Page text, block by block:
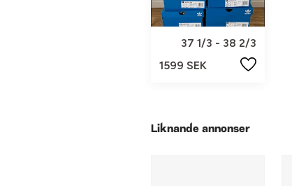
37 1/3 - 38 2/3
1599 SEK
Liknande annonser